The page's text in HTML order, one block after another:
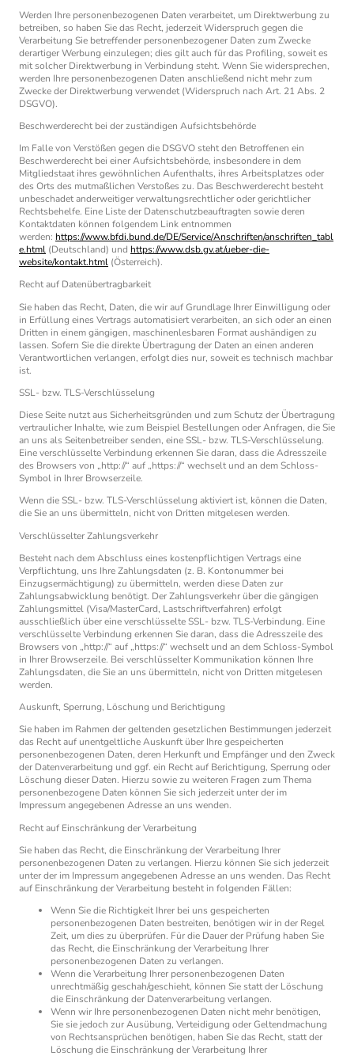
Werden Ihre personenbezogenen Daten verarbeitet, um Direktwerbung zu
betreiben, so haben Sie das Recht, jederzeit Widerspruch gegen die
Verarbeitung Sie betreffender personenbezogener Daten zum Zwecke
derartiger Werbung einzulegen; dies gilt auch für das Profiling, soweit es
mit solcher Direktwerbung in Verbindung steht. Wenn Sie widersprechen,
werden Ihre personenbezogenen Daten anschließend nicht mehr zum
Zwecke der Direktwerbung verwendet (Widerspruch nach Art. 21 Abs. 2
DSGVO).
Beschwerderecht bei der zuständigen Aufsichtsbehörde
Im Falle von Verstößen gegen die DSGVO steht den Betroffenen ein
Beschwerderecht bei einer Aufsichtsbehörde, insbesondere in dem
Mitgliedstaat ihres gewöhnlichen Aufenthalts, ihres Arbeitsplatzes oder
des Orts des mutmaßlichen Verstoßes zu. Das Beschwerderecht besteht
unbeschadet anderweitiger verwaltungsrechtlicher oder gerichtlicher
Rechtsbehelfe. Eine Liste der Datenschutzbeauftragten sowie deren
Kontaktdaten können folgendem Link entnommen
werden: https://www.bfdi.bund.de/DE/Service/Anschriften/anschriften_tabl
e.html (Deutschland) und https://www.dsb.gv.at/ueber-die-
website/kontakt.html (Österreich).
Recht auf Datenübertragbarkeit
Sie haben das Recht, Daten, die wir auf Grundlage Ihrer Einwilligung oder
in Erfüllung eines Vertrags automatisiert verarbeiten, an sich oder an einen
Dritten in einem gängigen, maschinenlesbaren Format aushändigen zu
lassen. Sofern Sie die direkte Übertragung der Daten an einen anderen
Verantwortlichen verlangen, erfolgt dies nur, soweit es technisch machbar
ist.
SSL- bzw. TLS-Verschlüsselung
Diese Seite nutzt aus Sicherheitsgründen und zum Schutz der Übertragung
vertraulicher Inhalte, wie zum Beispiel Bestellungen oder Anfragen, die Sie
an uns als Seitenbetreiber senden, eine SSL- bzw. TLS-Verschlüsselung.
Eine verschlüsselte Verbindung erkennen Sie daran, dass die Adresszeile
des Browsers von „http://“ auf „https://“ wechselt und an dem Schloss-
Symbol in Ihrer Browserzeile.
Wenn die SSL- bzw. TLS-Verschlüsselung aktiviert ist, können die Daten,
die Sie an uns übermitteln, nicht von Dritten mitgelesen werden.
Verschlüsselter Zahlungsverkehr
Besteht nach dem Abschluss eines kostenpflichtigen Vertrags eine
Verpflichtung, uns Ihre Zahlungsdaten (z. B. Kontonummer bei
Einzugsermächtigung) zu übermitteln, werden diese Daten zur
Zahlungsabwicklung benötigt. Der Zahlungsverkehr über die gängigen
Zahlungsmittel (Visa/MasterCard, Lastschriftverfahren) erfolgt
ausschließlich über eine verschlüsselte SSL- bzw. TLS-Verbindung. Eine
verschlüsselte Verbindung erkennen Sie daran, dass die Adresszeile des
Browsers von „http://“ auf „https://“ wechselt und an dem Schloss-Symbol
in Ihrer Browserzeile. Bei verschlüsselter Kommunikation können Ihre
Zahlungsdaten, die Sie an uns übermitteln, nicht von Dritten mitgelesen
werden.
Auskunft, Sperrung, Löschung und Berichtigung
Sie haben im Rahmen der geltenden gesetzlichen Bestimmungen jederzeit
das Recht auf unentgeltliche Auskunft über Ihre gespeicherten
personenbezogenen Daten, deren Herkunft und Empfänger und den Zweck
der Datenverarbeitung und ggf. ein Recht auf Berichtigung, Sperrung oder
Löschung dieser Daten. Hierzu sowie zu weiteren Fragen zum Thema
personenbezogene Daten können Sie sich jederzeit unter der im
Impressum angegebenen Adresse an uns wenden.
Recht auf Einschränkung der Verarbeitung
Sie haben das Recht, die Einschränkung der Verarbeitung Ihrer
personenbezogenen Daten zu verlangen. Hierzu können Sie sich jederzeit
unter der im Impressum angegebenen Adresse an uns wenden. Das Recht
auf Einschränkung der Verarbeitung besteht in folgenden Fällen:
Wenn Sie die Richtigkeit Ihrer bei uns gespeicherten
personenbezogenen Daten bestreiten, benötigen wir in der Regel
Zeit, um dies zu überprüfen. Für die Dauer der Prüfung haben Sie
das Recht, die Einschränkung der Verarbeitung Ihrer
personenbezogenen Daten zu verlangen.
Wenn die Verarbeitung Ihrer personenbezogenen Daten
unrechtmäßig geschah/geschieht, können Sie statt der Löschung
die Einschränkung der Datenverarbeitung verlangen.
Wenn wir Ihre personenbezogenen Daten nicht mehr benötigen,
Sie sie jedoch zur Ausübung, Verteidigung oder Geltendmachung
von Rechtsansprüchen benötigen, haben Sie das Recht, statt der
Löschung die Einschränkung der Verarbeitung Ihrer